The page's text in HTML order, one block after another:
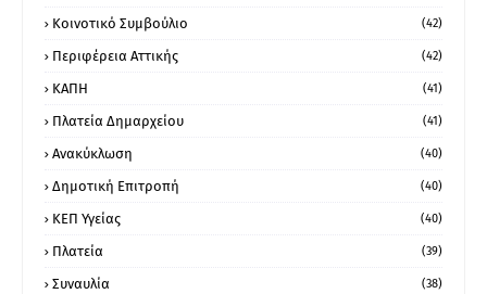
Κοινοτικό Συμβούλιο (42)
Περιφέρεια Αττικής (42)
ΚΑΠΗ (41)
Πλατεία Δημαρχείου (41)
Ανακύκλωση (40)
Δημοτική Επιτροπή (40)
ΚΕΠ Υγείας (40)
Πλατεία (39)
Συναυλία (38)